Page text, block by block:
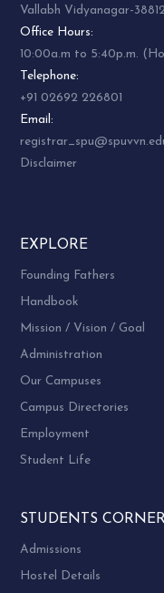
Vallabh Vidyanagar-
Office Hours:
10:00a.m to 5:40p.m.
Telephone:
+91 02692 226801
Email:
Disclaimer
EXPLORE
Founding Fathers
Handbook
Mission / Vision / Goal
Administration
Our Campuses
Campus Directories
Employment
Student Life
STUDENTS CORNER
Admissions
Hostel Details